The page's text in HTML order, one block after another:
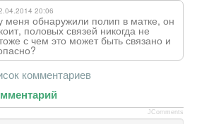
20:06
меня обнаружили полип в матке, он
половых связей никогда не
с чем это может быть связано и
комментариев
JComments